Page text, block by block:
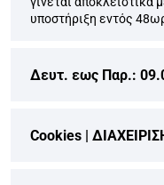
υποστήριξη εντός
Δευτ. εως Παρ.:
Cookies |